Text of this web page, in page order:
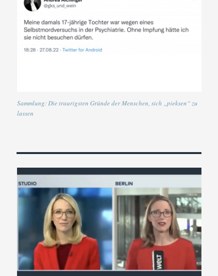
Sammlung: Die traurigsten Gründe der Menschen, sich „pieksen“ zu
lassen